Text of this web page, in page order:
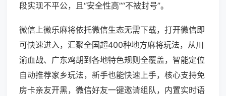
段实现不平公，且“安全性高”“不被封号”。
微信上微乐麻将依托微信生态无需下载，打开微信即
可快速进入，汇聚全国超400种地方麻将玩法，从川
渝血战、广东鸡胡到各地特色规则全覆盖，智能定位
自动推荐家乡玩法，新手也能快速上手，核心支持免
房卡亲友开黑，微信好友一键邀请组队，内置实时语